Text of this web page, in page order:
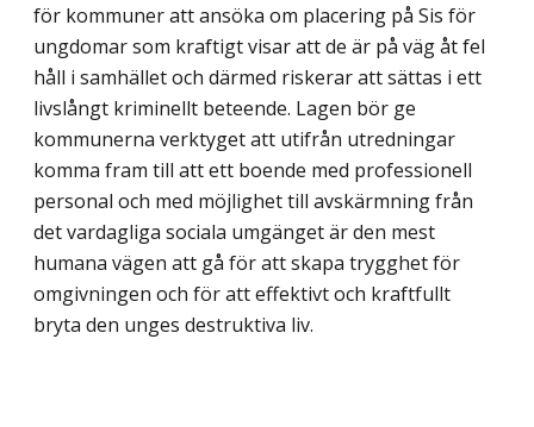
för kommuner att ansöka om placering på Sis för
ungdomar som kraftigt visar att de är på väg åt fel
håll i samhället och därmed riskerar att sättas i ett
livslångt kriminellt beteende. Lagen bör ge
kommunerna verktyget att utifrån utredningar
komma fram till att ett boende med professionell
personal och med möjlighet till avskärmning från
det vardagliga sociala umgänget är den mest
humana vägen att gå för att skapa trygghet för
omgivningen och för att effektivt och kraftfullt
bryta den unges destruktiva liv.